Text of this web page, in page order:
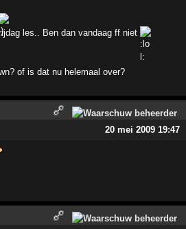
les.. Ben dan vandaag ff niet
of is dat nu helemaal over?
20 mei 2009 19:47